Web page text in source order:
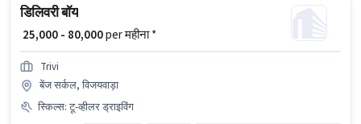
डिलिवरी बॉय
₹ 25,000 - 80,000per महीना *
Trivi
बेंज सर्कल, विजयवाड़ा
स्किल्स: टू-व्हीलर ड्राइविंग